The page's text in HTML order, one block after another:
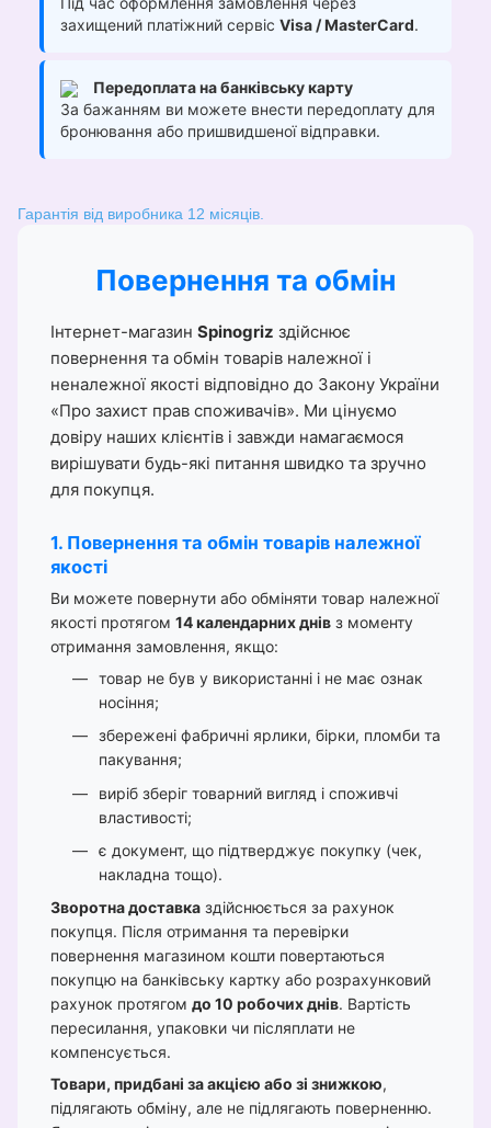
захищений платіжний сервіс Visa / MasterCard.
Передоплата на банківську карту
За бажанням ви можете внести передоплату для
бронювання або пришвидшеної відправки.
Гарантія від виробника 12 місяців.
Повернення та обмін
Інтернет-магазин Spinogriz здійснює
повернення та обмін товарів належної і
неналежної якості відповідно до Закону України
«Про захист прав споживачів». Ми цінуємо
довіру наших клієнтів і завжди намагаємося
вирішувати будь-які питання швидко та зручно
для покупця.
1. Повернення та обмін товарів належної
якості
Ви можете повернути або обміняти товар належної
якості протягом 14 календарних днів з моменту
отримання замовлення, якщо:
товар не був у використанні і не має ознак
носіння;
збережені фабричні ярлики, бірки, пломби та
пакування;
виріб зберіг товарний вигляд і споживчі
властивості;
є документ, що підтверджує покупку (чек,
накладна тощо).
Зворотна доставка здійснюється за рахунок
покупця. Після отримання та перевірки
повернення магазином кошти повертаються
покупцю на банківську картку або розрахунковий
рахунок протягом до 10 робочих днів. Вартість
пересилання, упаковки чи післяплати не
компенсується.
Товари, придбані за акцією або зі знижкою,
підлягають обміну, але не підлягають поверненню.